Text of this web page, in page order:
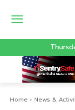
Home News &